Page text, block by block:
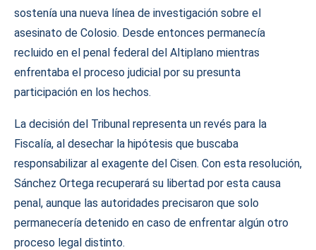
sostenía una nueva línea de investigación sobre el
asesinato de Colosio. Desde entonces permanecía
recluido en el penal federal del Altiplano mientras
enfrentaba el proceso judicial por su presunta
participación en los hechos.
La decisión del Tribunal representa un revés para la
Fiscalía, al desechar la hipótesis que buscaba
responsabilizar al exagente del Cisen. Con esta resolución,
Sánchez Ortega recuperará su libertad por esta causa
penal, aunque las autoridades precisaron que solo
permanecería detenido en caso de enfrentar algún otro
proceso legal distinto.